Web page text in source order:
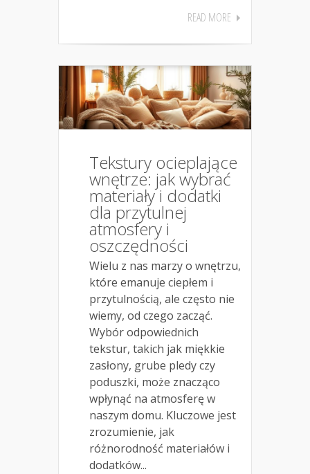
READ MORE
Tekstury ocieplające
wnętrze: jak wybrać
materiały i dodatki
dla przytulnej
atmosfery i
oszczędności
Wielu z nas marzy o wnętrzu,
które emanuje ciepłem i
przytulnością, ale często nie
wiemy, od czego zacząć.
Wybór odpowiednich
tekstur, takich jak miękkie
zasłony, grube pledy czy
poduszki, może znacząco
wpłynąć na atmosferę w
naszym domu. Kluczowe jest
zrozumienie, jak
różnorodność materiałów i
dodatków...